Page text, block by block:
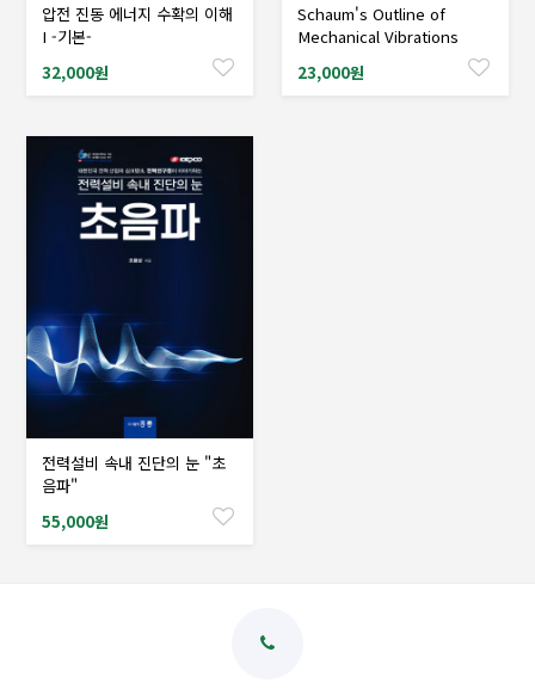
샘플도서신청
압전 진동 에너지 수확의 이해
I -기본-
32,000원
샘플도서신청
Schaum's Outline of
Mechanical Vibrations
23,000원
샘플도서신청
전력설비 속내 진단의 눈 "초
음파"
55,000원